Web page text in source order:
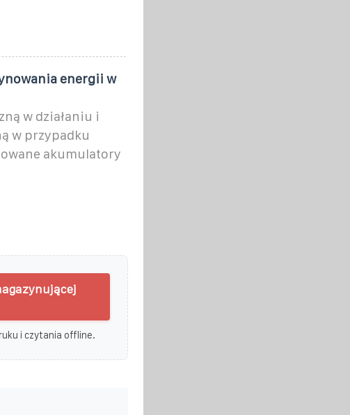
energii w
w działaniu i
w przypadku
akumulatory
i czytania offline.